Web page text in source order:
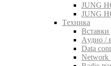
JUNG
JUNG
Tехника
Вставки
Aудио /
Data
Network